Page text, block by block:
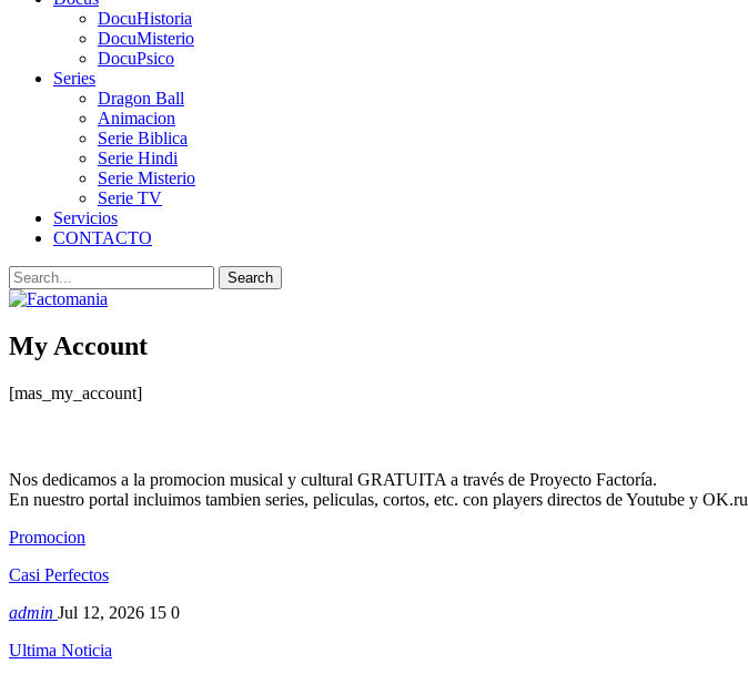
DocuHistoria
DocuMisterio
DocuPsico
Series
Dragon Ball
Animacion
Serie Biblica
Serie Hindi
Serie Misterio
Serie TV
Servicios
CONTACTO
My Account
[mas_my_account]
Nos dedicamos a la promocion musical y cultural GRATUITA a través de Proyecto Factoría.
En nuestro portal incluimos tambien series, peliculas, cortos, etc. con players directos de Youtube y OK.ru
Promocion
Casi Perfectos
admin Jul 12, 2026 15 0
Ultima Noticia